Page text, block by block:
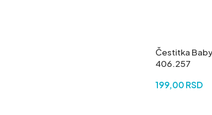
Čestitka
406.257
199,00 RSD